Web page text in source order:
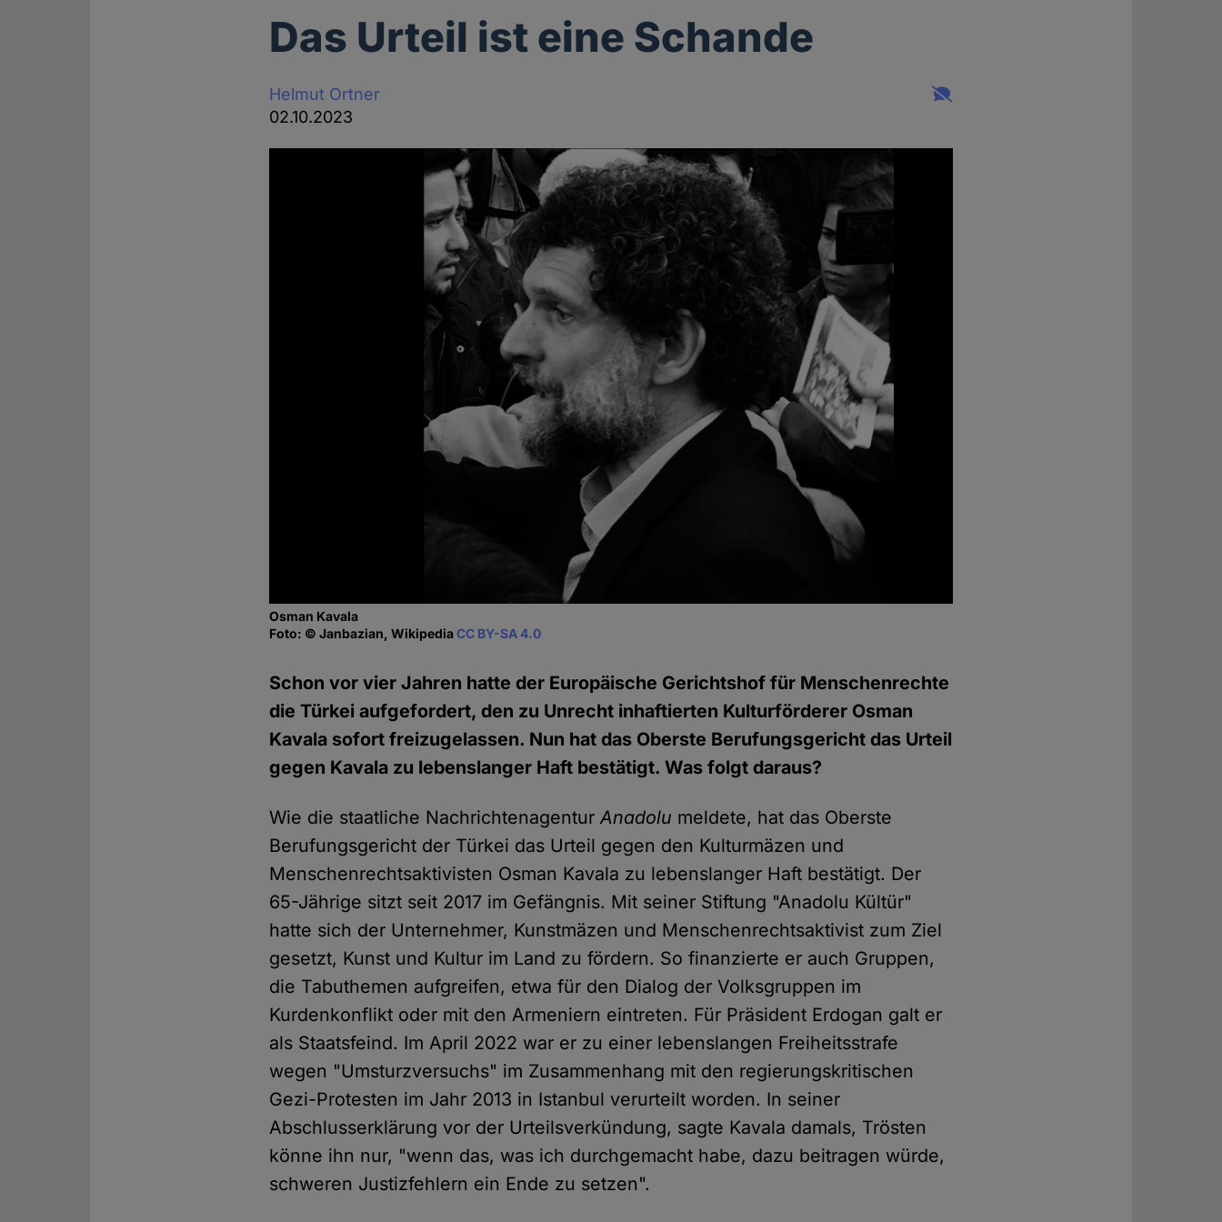
Das Urteil ist eine Schande
Helmut Ortner
02.10.2023
Osman Kavala
Foto: © Janbazian, WikipediaCC BY-SA 4.0
Schon vor vier Jahren hatte der Europäische Gerichtshof für Menschenrechte
die Türkei aufgefordert, den zu Unrecht inhaftierten Kulturförderer Osman
Kavala sofort freizugelassen. Nun hat das Oberste Berufungsgericht das Urteil
gegen Kavala zu lebenslanger Haft bestätigt. Was folgt daraus?
Wie die staatliche NachrichtenagenturAnadolu meldete, hat das Oberste
Berufungsgericht der Türkei das Urteil gegen den Kulturmäzen und
Menschenrechtsaktivisten Osman Kavala zu lebenslanger Haft bestätigt. Der
65-Jährige sitzt seit 2017 im Gefängnis. Mit seiner Stiftung "Anadolu Kültür"
hatte sich der Unternehmer, Kunstmäzen und Menschenrechtsaktivist zum Ziel
gesetzt, Kunst und Kultur im Land zu fördern. So finanzierte er auch Gruppen,
die Tabuthemen aufgreifen, etwa für den Dialog der Volksgruppen im
Kurdenkonflikt oder mit den Armeniern eintreten. Für Präsident Erdogan galt er
als Staatsfeind. Im April 2022 war er zu einer lebenslangen Freiheitsstrafe
wegen "Umsturzversuchs" im Zusammenhang mit den regierungskritischen
Gezi-Protesten im Jahr 2013 in Istanbul verurteilt worden. In seiner
Abschlusserklärung vor der Urteilsverkündung, sagte Kavala damals, Trösten
könne ihn nur, "wenn das, was ich durchgemacht habe, dazu beitragen würde,
schweren Justizfehlern ein Ende zu setzen".